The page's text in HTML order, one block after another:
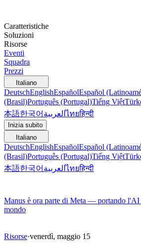
Caratteristiche
Soluzioni
Risorse
Eventi
Squadra
Prezzi
Italiano
DeutschEnglishEspañolEspañol
(Brasil)Português (Portugal)Tiếng Việt
本語한국어 العربيةไทยहिन्दी
Inizia subito
Italiano
DeutschEnglishEspañolEspañol
(Brasil)Português (Portugal)Tiếng Việt
本語한국어 العربيةไทยहिन्दी
Manus è ora parte di Meta — portando l'AI
mondo
Risorse·venerdì, maggio 15